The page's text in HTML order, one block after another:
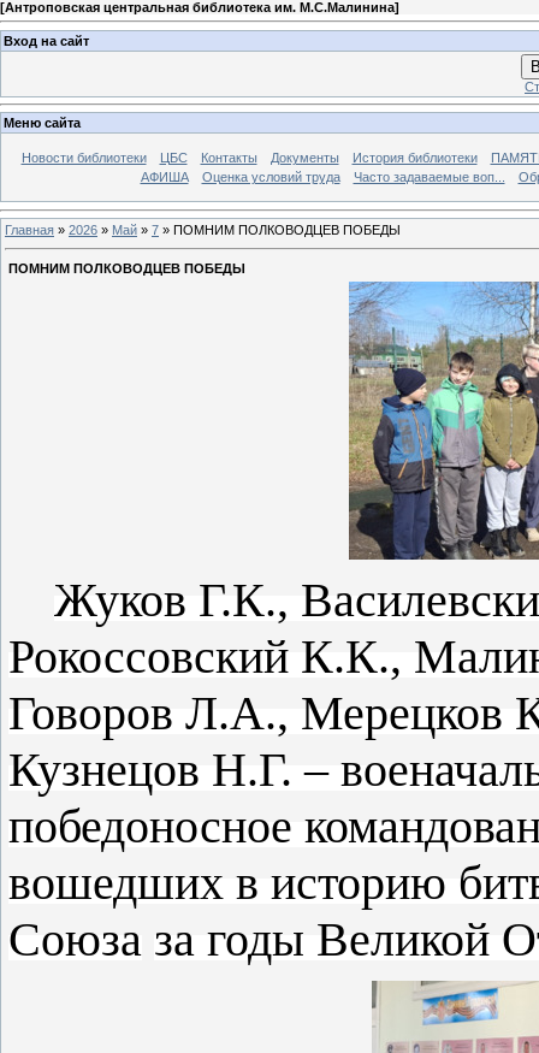
[Антроповская центральная библиотека им. М.С.Малинина]
Вход на сайт
Меню сайта
Новости библиотеки ЦБС Контакты Документы История библиотеки
АФИША
Оценка условий труда Часто задаваемые воп...
Главная » 2026 » Май » 7 » ПОМНИМ ПОЛКОВОДЦЕВ ПОБЕДЫ
ПОМНИМ ПОЛКОВОДЦЕВ ПОБЕДЫ
Жуков Г.К.,
Рокоссовский К.К.,
Говоров Л.А.,
Кузнецов Н.Г. –
победоносное
вошедших в историю
Союза за годы Великой